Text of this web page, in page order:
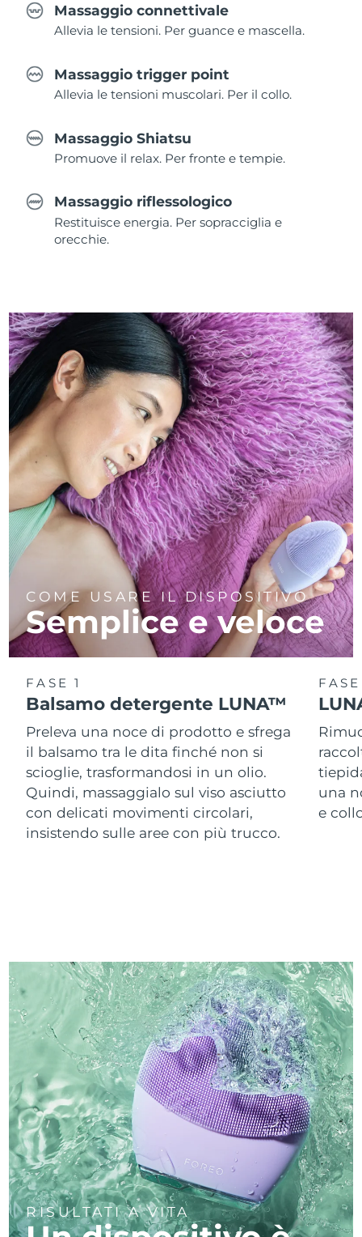
Massaggio connettivale
Allevia le tensioni. Per guance e mascella.
Massaggio trigger point
Allevia le tensioni muscolari. Per il collo.
Massaggio Shiatsu
Promuove il relax. Per fronte e tempie.
Massaggio riflessologico
Restituisce energia. Per sopracciglia e
orecchie.
COME USARE IL DISPOSITIVO
Semplice e veloce
FASE 1
Balsamo detergente LUNA™
Preleva una noce di prodotto e sfrega
il balsamo tra le dita finché non si
scioglie, trasformandosi in un olio.
Quindi, massaggialo sul viso asciutto
con delicati movimenti circolari,
insistendo sulle aree con più trucco.
una
e
RISULTATI A VITA